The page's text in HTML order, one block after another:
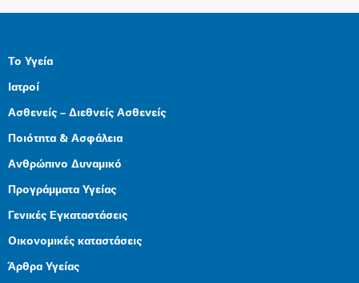
Το Υγεία
Ιατροί
Ασθενείς – Διεθνείς Ασθενείς
Ποιότητα & Ασφάλεια
Ανθρώπινο Δυναμικό
Προγράμματα Υγείας
Γενικές Εγκαταστάσεις
Οικονομικές καταστάσεις
Άρθρα Υγείας